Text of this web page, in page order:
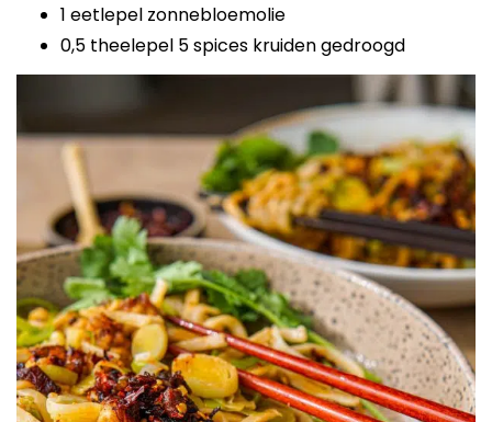
1 eetlepel zonnebloemolie
0,5 theelepel 5 spices kruiden gedroogd